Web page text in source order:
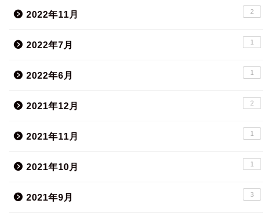
2022年11月 2
2022年7月 1
2022年6月 1
2021年12月 2
2021年11月 1
2021年10月 1
2021年9月 3